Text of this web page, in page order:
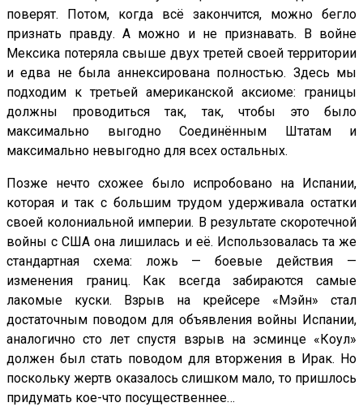
поверят. Потом, когда всё закончится, можно бегло
признать правду. А можно и не признавать. В войне
Мексика потеряла свыше двух третей своей территории
и едва не была аннексирована полностью. Здесь мы
подходим к третьей американской аксиоме: границы
должны проводиться так, так, чтобы это было
максимально выгодно Соединённым Штатам и
максимально невыгодно для всех остальных.
Позже нечто схожее было испробовано на Испании,
которая и так с большим трудом удерживала остатки
своей колониальной империи. В результате скоротечной
войны с США она лишилась и её. Использовалась та же
стандартная схема: ложь — боевые действия —
изменения границ. Как всегда забираются самые
лакомые куски. Взрыв на крейсере «Мэйн» стал
достаточным поводом для объявления войны Испании,
аналогично сто лет спустя взрыв на эсминце «Коул»
должен был стать поводом для вторжения в Ирак. Но
поскольку жертв оказалось слишком мало, то пришлось
придумать кое-что посущественнее…